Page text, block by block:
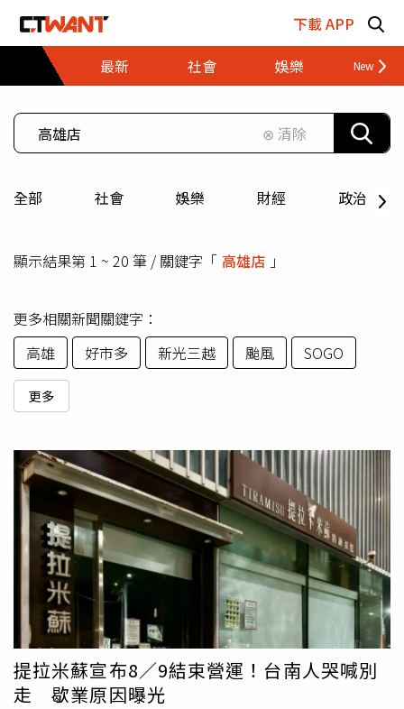
下載 APP
最新
社會 娛樂 財經
⊗ 清除
全部 社會 娛樂 財經 政治
顯示結果第 1 ~ 20 筆 / 關鍵字「 高雄店 」
更多相關新聞關鍵字：
高雄
好市多 新光三越 颱風 SOGO
更多
提拉米蘇宣布8／9結束營運！台南人哭喊別
走 歇業原因曝光